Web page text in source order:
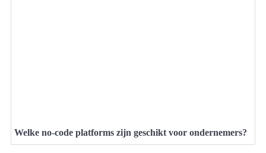
Welke no-code platforms zijn geschikt voor ondernemers?